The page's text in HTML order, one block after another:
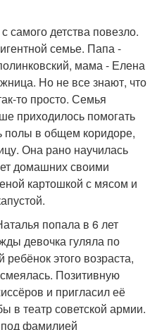
самого детства повезло.
семье. Папа -
мама - Елена
Но не все знают, что
то просто. Семья
приходилось помогать
полы в общем коридоре,
Она рано научилась
домашних своими
картошкой с мясом и
попала в 6 лет
девочка гуляла по
этого возраста,
Позитивную
и пригласил её
в театр советской армии.
фамилией